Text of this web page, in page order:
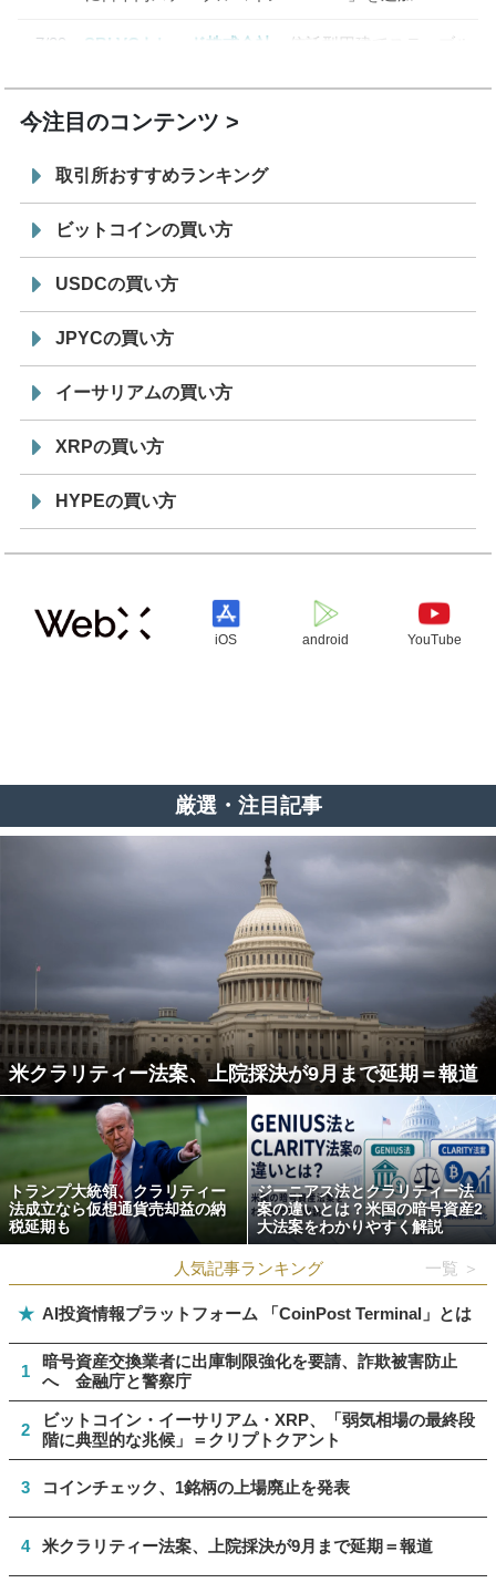
7/29
SBI VCトレード株式会社
信託型円建てステーブル
今注目のコンテンツ
取引所おすすめランキング
ビットコインの買い方
USDCの買い方
JPYCの買い方
イーサリアムの買い方
XRPの買い方
HYPEの買い方
iOS android YouTube
厳選・注目記事
米クラリティー法案、上院採決が9月まで延期＝報道
トランプ大統領、クラリティー
法成立なら仮想通貨売却益の納
税延期も
ジーニアス法とクラリティー法
案の違いとは？米国の暗号資産2
大法案をわかりやすく解説
人気記事ランキング 一覧 ＞
★ AI投資情報プラットフォーム 「CoinPost Terminal」とは
1
暗号資産交換業者に出庫制限強化を要請、詐欺被害防止
へ 金融庁と警察庁
2
ビットコイン・イーサリアム・XRP、「弱気相場の最終段
階に典型的な兆候」＝クリプトクアント
3 コインチェック、1銘柄の上場廃止を発表
4 米クラリティー法案、上院採決が9月まで延期＝報道